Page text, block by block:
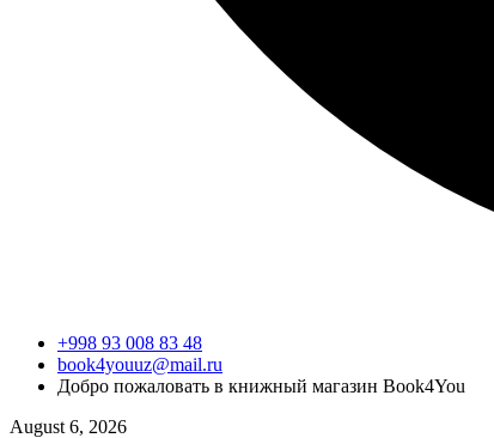
+998 93 008 83 48
book4youuz@mail.ru
Добро пожаловать в книжный магазин Book4You
August 6, 2026